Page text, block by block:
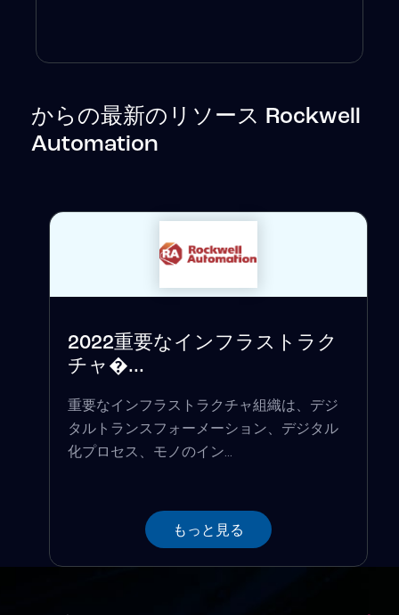
からの最新のリソース Rockwell
Automation
2022重要なインフラストラク
チャ�...
重要なインフラストラクチャ組織は、デジ
タルトランスフォーメーション、デジタル
化プロセス、モノのイン...
もっと見る